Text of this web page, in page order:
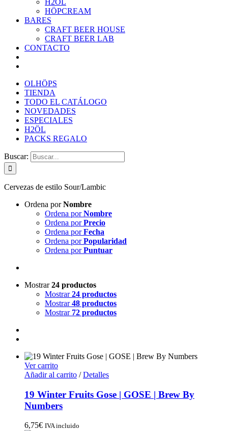
H2ÖL
HÖPCREAM
BARES
CRAFT BEER HOUSE
CRAFT BEER LAB
CONTACTO
OLHÖPS
TIENDA
TODO EL CATÁLOGO
NOVEDADES
ESPECIALES
H2ÖL
PACKS REGALO
Buscar:
Cervezas de estilo Sour/Lambic
Ordena porNombre
Ordena porNombre
Ordena porPrecio
Ordena porFecha
Ordena porPopularidad
Ordena porPuntuar
Mostrar24 productos
Mostrar24 productos
Mostrar48 productos
Mostrar 72 productos
Ver carrito
Añadir al carrito / Detalles
19 Winter Fruits Gose | GOSE | Brew By
Numbers
6,75€ IVA incluido